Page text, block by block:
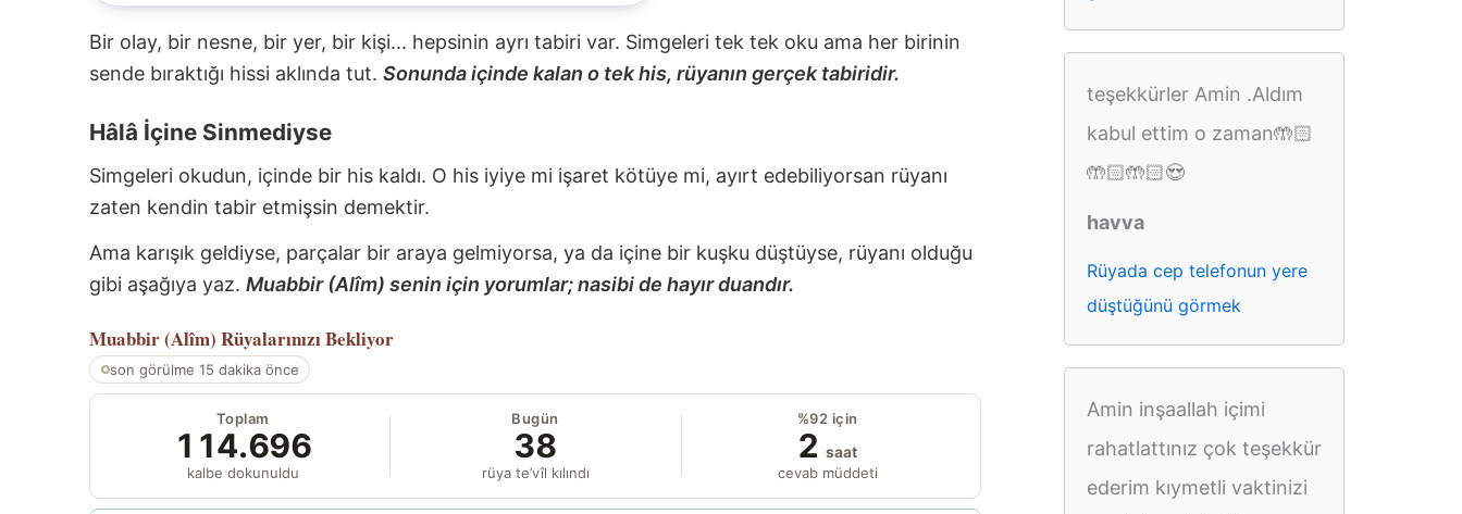
Bir olay, bir nesne, bir yer, bir kişi... hepsinin ayrı tabiri var. Simgeleri tek tek oku ama her birinin
sende bıraktığı hissi aklında tut. Sonunda içinde kalan o tek his, rüyanın gerçek tabiridir.
Hâlâ İçine Sinmediyse
Simgeleri okudun, içinde bir his kaldı. O his iyiye mi işaret kötüye mi, ayırt edebiliyorsan rüyanı
zaten kendin tabir etmişsin demektir.
Ama karışık geldiyse, parçalar bir araya gelmiyorsa, ya da içine bir kuşku düştüyse, rüyanı olduğu
gibi aşağıya yaz. Muabbir (Alîm) senin için yorumlar; nasibi de hayır duandır.
Muabbir (Alîm) Rüyalarınızı Bekliyor
son görülme 15 dakika önce
Toplam
114.696
kalbe dokunuldu
Bugün
38
rüya te’vîl kılındı
%92 için
2 saat
cevab müddeti
teşekkürler Amin .Aldım
kabul ettim o zaman🤲🏻
🤲🏻🤲🏻😍
havva
Rüyada cep telefonun yere
düştüğünü görmek
Amin inşaallah içimi
rahatlattınız çok teşekkür
ederim kıymetli vaktinizi